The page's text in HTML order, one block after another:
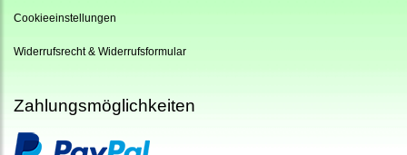
Cookieeinstellungen
Widerrufsrecht & Widerrufsformular
Zahlungsmöglichkeiten